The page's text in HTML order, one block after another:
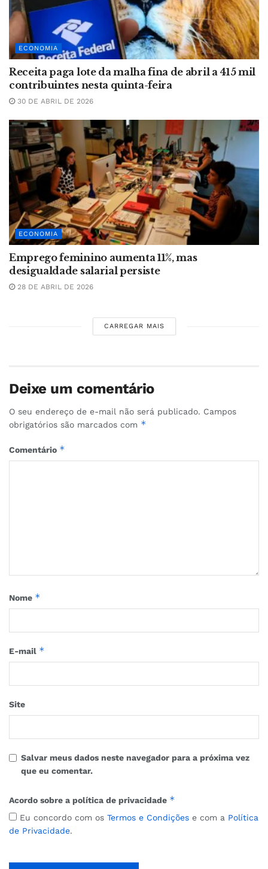
ECONOMIA
Receita paga lote da malha fina de abril a 415 mil
contribuintes nesta quinta-feira
30 DE ABRIL DE 2026
ECONOMIA
Emprego feminino aumenta 11%, mas
desigualdade salarial persiste
28 DE ABRIL DE 2026
CARREGAR MAIS
Deixe um comentário
O seu endereço de e-mail não será publicado. Campos
obrigatórios são marcados com *
Comentário *
Nome *
E-mail *
Site
Salvar meus dados neste navegador para a próxima vez
que eu comentar.
Acordo sobre a política de privacidade *
Eu concordo com os Termos e Condições e com a Política
de Privacidade.